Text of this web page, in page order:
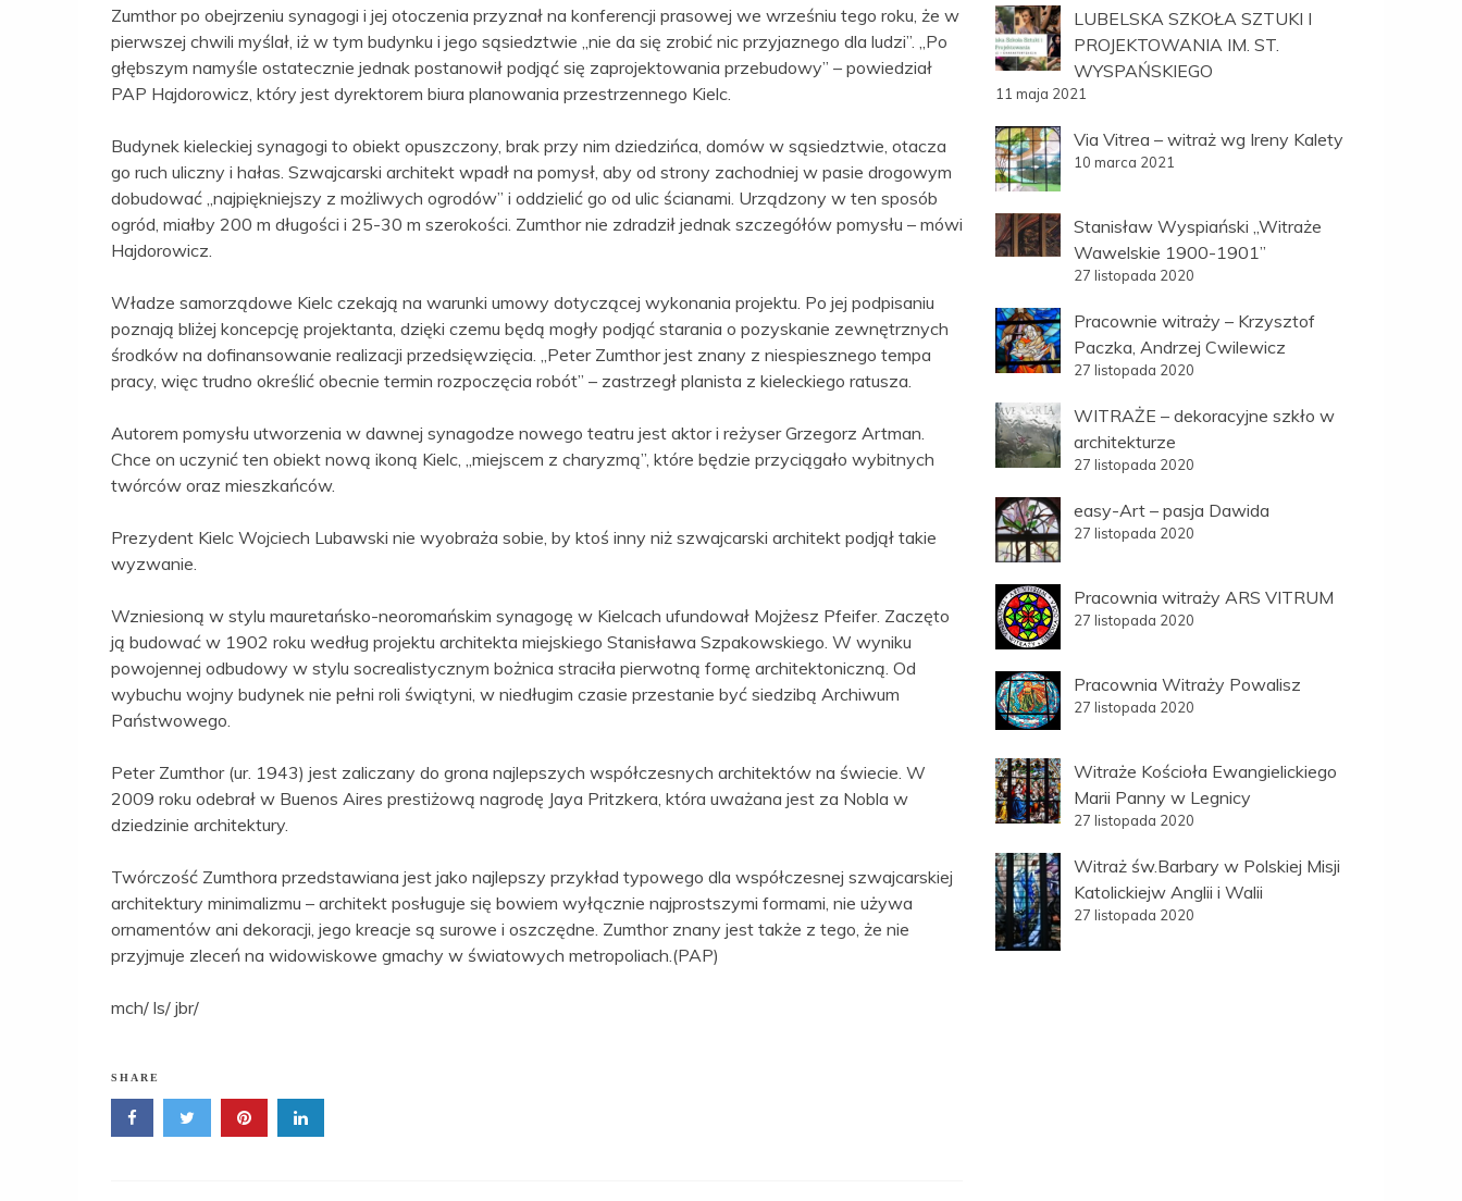
Zumthor po obejrzeniu synagogi i jej otoczenia przyznał na konferencji prasowej we wrześniu tego roku, że w
pierwszej chwili myślał, iż w tym budynku i jego sąsiedztwie „nie da się zrobić nic przyjaznego dla ludzi”. „Po
głębszym namyśle ostatecznie jednak postanowił podjąć się zaprojektowania przebudowy” – powiedział
PAP Hajdorowicz, który jest dyrektorem biura planowania przestrzennego Kielc.
Budynek kieleckiej synagogi to obiekt opuszczony, brak przy nim dziedzińca, domów w sąsiedztwie, otacza
go ruch uliczny i hałas. Szwajcarski architekt wpadł na pomysł, aby od strony zachodniej w pasie drogowym
dobudować „najpiękniejszy z możliwych ogrodów” i oddzielić go od ulic ścianami. Urządzony w ten sposób
ogród, miałby 200 m długości i 25-30 m szerokości. Zumthor nie zdradził jednak szczegółów pomysłu – mówi
Hajdorowicz.
Władze samorządowe Kielc czekają na warunki umowy dotyczącej wykonania projektu. Po jej podpisaniu
poznają bliżej koncepcję projektanta, dzięki czemu będą mogły podjąć starania o pozyskanie zewnętrznych
środków na dofinansowanie realizacji przedsięwzięcia. „Peter Zumthor jest znany z niespiesznego tempa
pracy, więc trudno określić obecnie termin rozpoczęcia robót” – zastrzegł planista z kieleckiego ratusza.
Autorem pomysłu utworzenia w dawnej synagodze nowego teatru jest aktor i reżyser Grzegorz Artman.
Chce on uczynić ten obiekt nową ikoną Kielc, „miejscem z charyzmą”, które będzie przyciągało wybitnych
twórców oraz mieszkańców.
Prezydent Kielc Wojciech Lubawski nie wyobraża sobie, by ktoś inny niż szwajcarski architekt podjął takie
wyzwanie.
Wzniesioną w stylu mauretańsko-neoromańskim synagogę w Kielcach ufundował Mojżesz Pfeifer. Zaczęto
ją budować w 1902 roku według projektu architekta miejskiego Stanisława Szpakowskiego. W wyniku
powojennej odbudowy w stylu socrealistycznym bożnica straciła pierwotną formę architektoniczną. Od
wybuchu wojny budynek nie pełni roli świątyni, w niedługim czasie przestanie być siedzibą Archiwum
Państwowego.
Peter Zumthor (ur. 1943) jest zaliczany do grona najlepszych współczesnych architektów na świecie. W
2009 roku odebrał w Buenos Aires prestiżową nagrodę Jaya Pritzkera, która uważana jest za Nobla w
dziedzinie architektury.
Twórczość Zumthora przedstawiana jest jako najlepszy przykład typowego dla współczesnej szwajcarskiej
architektury minimalizmu – architekt posługuje się bowiem wyłącznie najprostszymi formami, nie używa
ornamentów ani dekoracji, jego kreacje są surowe i oszczędne. Zumthor znany jest także z tego, że nie
przyjmuje zleceń na widowiskowe gmachy w światowych metropoliach.(PAP)
mch/ ls/ jbr/
SHARE
LUBELSKA SZKOŁA SZTUKI I
PROJEKTOWANIA IM. ST.
WYSPAŃSKIEGO
11 maja 2021
Via Vitrea – witraż wg Ireny Kalety
10 marca 2021
Stanisław Wyspiański „Witraże
Wawelskie 1900-1901”
27 listopada 2020
Pracownie witraży – Krzysztof
Paczka, Andrzej Cwilewicz
27 listopada 2020
WITRAŻE – dekoracyjne szkło w
architekturze
27 listopada 2020
easy-Art – pasja Dawida
27 listopada 2020
Pracownia witraży ARS VITRUM
27 listopada 2020
Pracownia Witraży Powalisz
27 listopada 2020
Witraże Kościoła Ewangielickiego
Marii Panny w Legnicy
27 listopada 2020
Witraż św.Barbary w Polskiej Misji
Katolickiejw Anglii i Walii
27 listopada 2020